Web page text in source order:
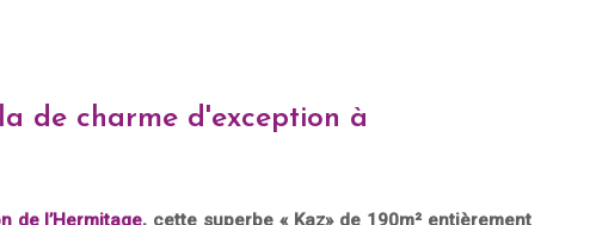
de charme d'exception à
de l’Hermitage, cette superbe « Kaz» de 190m² entièrement